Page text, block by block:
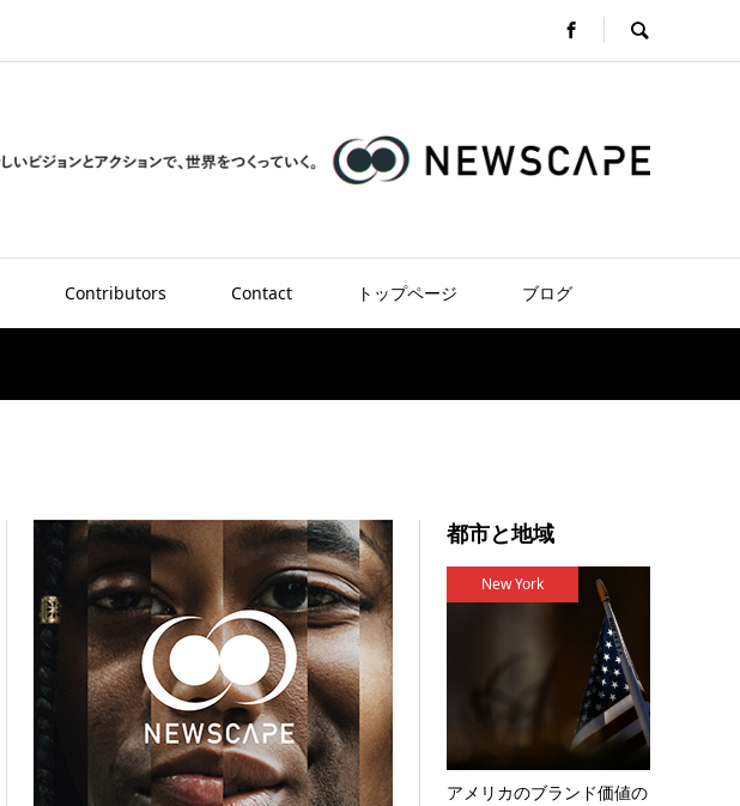
Contributors Contact トップページ ブログ
Latest Brand News 都市と地域
New York
アメリカのブランド価値の